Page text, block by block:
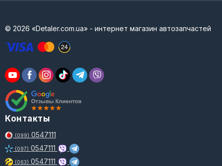
© 2026 «Detaler.com.ua» - интернет магазин автозапчастей
Контакты
(099) 0547111
(097) 0547111
(063) 0547111